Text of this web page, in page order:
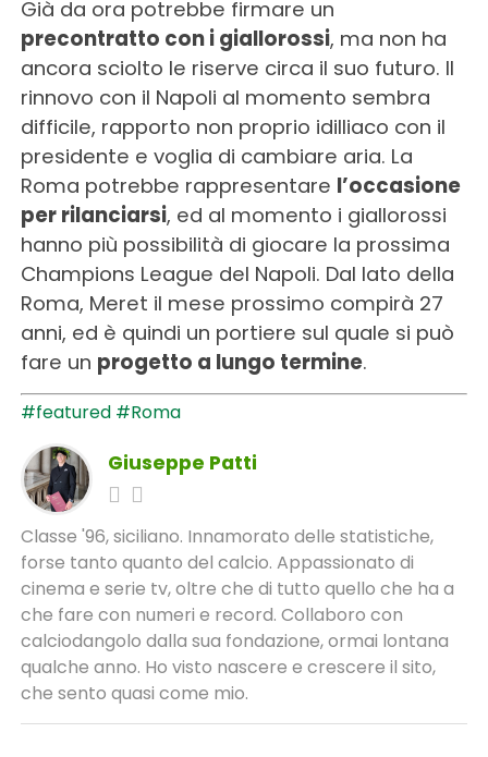
Già da ora potrebbe firmare un
precontratto con i giallorossi, ma non ha
ancora sciolto le riserve circa il suo futuro. Il
rinnovo con il Napoli al momento sembra
difficile, rapporto non proprio idilliaco con il
presidente e voglia di cambiare aria. La
Roma potrebbe rappresentare l’occasione
per rilanciarsi, ed al momento i giallorossi
hanno più possibilità di giocare la prossima
Champions League del Napoli. Dal lato della
Roma, Meret il mese prossimo compirà 27
anni, ed è quindi un portiere sul quale si può
fare un progetto a lungo termine.
#featured #Roma
Giuseppe Patti
Classe '96, siciliano. Innamorato delle statistiche,
forse tanto quanto del calcio. Appassionato di
cinema e serie tv, oltre che di tutto quello che ha a
che fare con numeri e record. Collaboro con
calciodangolo dalla sua fondazione, ormai lontana
qualche anno. Ho visto nascere e crescere il sito,
che sento quasi come mio.